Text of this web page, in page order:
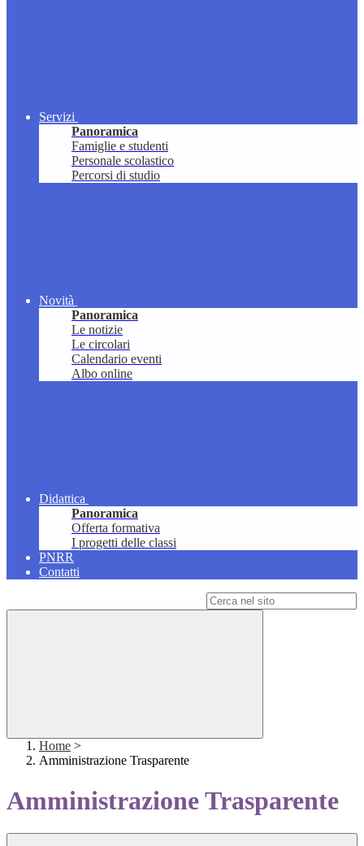
Servizi
Panoramica
Famiglie e studenti
Personale scolastico
Percorsi di studio
Novità
Panoramica
Le notizie
Le circolari
Calendario eventi
Albo online
Didattica
Panoramica
Offerta formativa
I progetti delle classi
PNRR
Contatti
Home >
Amministrazione Trasparente
Amministrazione Trasparente